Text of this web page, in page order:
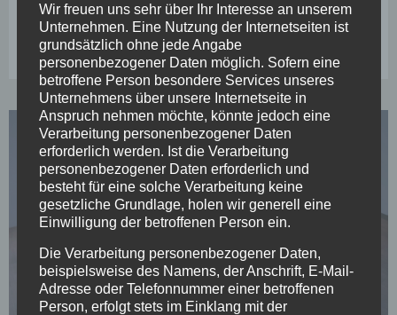
27 Juni, 2023 14:57
Wir freuen uns sehr über Ihr Interesse an unserem
Unternehmen. Eine Nutzung der Internetseiten ist
grundsätzlich ohne jede Angabe
personenbezogener Daten möglich. Sofern eine
betroffene Person besondere Services unseres
Unternehmens über unsere Internetseite in
Anspruch nehmen möchte, könnte jedoch eine
Verarbeitung personenbezogener Daten
erforderlich werden. Ist die Verarbeitung
personenbezogener Daten erforderlich und
besteht für eine solche Verarbeitung keine
gesetzliche Grundlage, holen wir generell eine
Einwilligung der betroffenen Person ein.
Die Verarbeitung personenbezogener Daten,
beispielsweise des Namens, der Anschrift, E-Mail-
Adresse oder Telefonnummer einer betroffenen
Person, erfolgt stets im Einklang mit der